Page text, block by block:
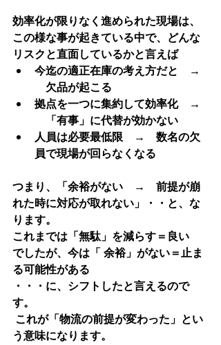
効率化が限りなく進められた現場は、
この様な事が起きている中で、どんな
リスクと直面しているかと言えば
今迄の適正在庫の考え方だと　→
欠品が起こる
拠点を一つに集約して効率化　→
「有事」に代替が効かない
人員は必要最低限　→　数名の欠
員で現場が回らなくなる
つまり、「余裕がない　→　前提が崩
れた時に対応が取れない」・・と、な
ります。
これまでは「無駄」を減らす＝良い
でしたが、今は「 余裕」がない＝止ま
る可能性がある
・・・に、シフトしたと言えるので
す。
これが「物流の前提が変わった」とい
う意味になります。